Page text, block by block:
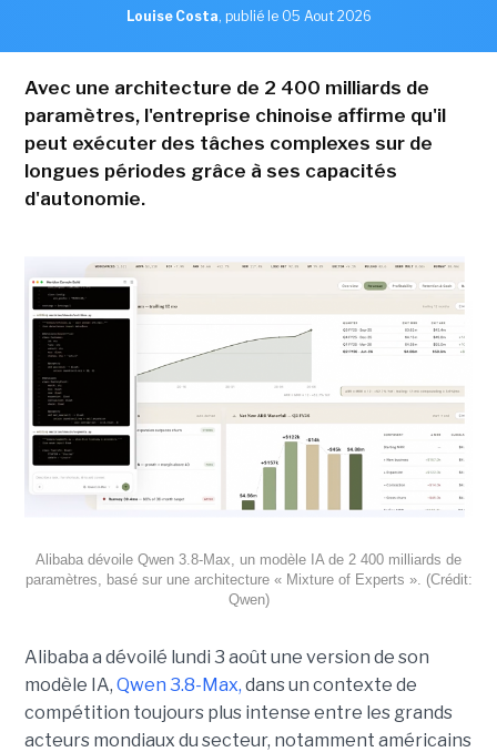
Louise Costa, publié le 05 Aout 2026
Avec une architecture de 2 400 milliards de
paramètres, l'entreprise chinoise affirme qu'il
peut exécuter des tâches complexes sur de
longues périodes grâce à ses capacités
d'autonomie.
Alibaba dévoile Qwen 3.8-Max, un modèle IA de 2 400 milliards de
paramètres, basé sur une architecture « Mixture of Experts ». (Crédit:
Qwen)
Alibaba a dévoilé lundi 3 août une version de son
modèle IA, Qwen 3.8-Max, dans un contexte de
compétition toujours plus intense entre les grands
acteurs mondiaux du secteur, notamment américains